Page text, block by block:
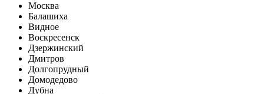
Москва
Балашиха
Видное
Воскресенск
Дзержинский
Дмитров
Долгопрудный
Домодедово
Дубна